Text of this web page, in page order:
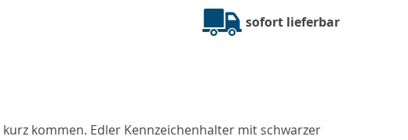
sofort lieferbar
kommen. Edler Kennzeichenhalter mit schwarzer